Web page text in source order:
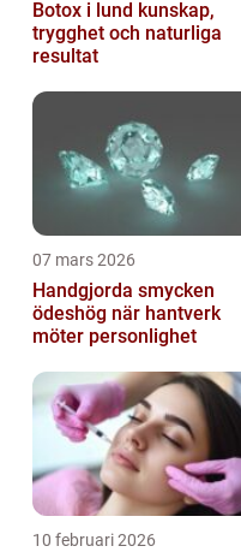
Botox i lund kunskap,
trygghet och naturliga
resultat
07 mars 2026
Handgjorda smycken
ödeshög när hantverk
möter personlighet
10 februari 2026